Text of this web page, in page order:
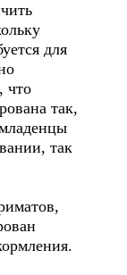
для
что
так,
так